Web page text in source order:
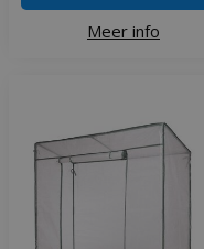
Meer info